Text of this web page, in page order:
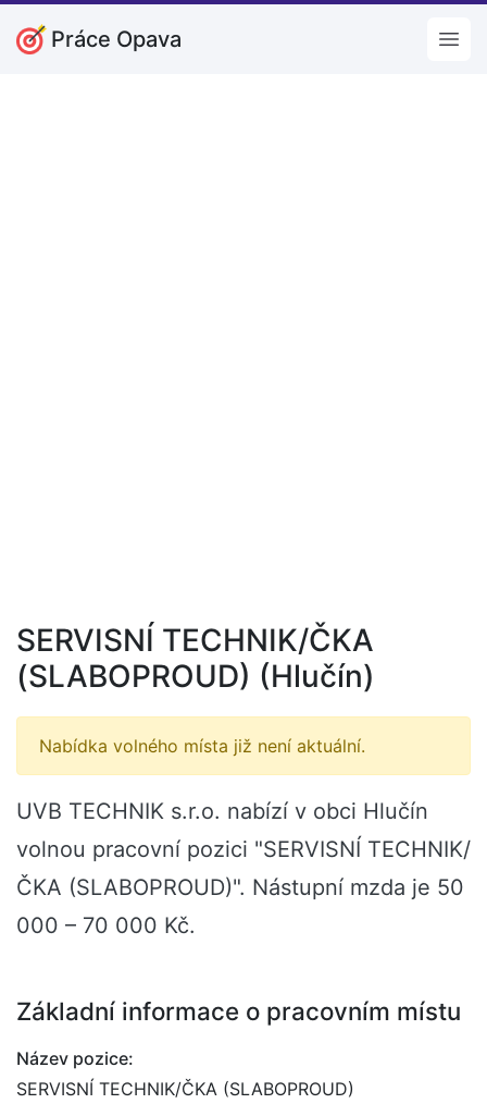
Práce Opava
SERVISNÍ TECHNIK/ČKA
(SLABOPROUD) (Hlučín)
Nabídka volného místa již není aktuální.
UVB TECHNIK s.r.o. nabízí v obci Hlučín
volnou pracovní pozici "SERVISNÍ TECHNIK/
ČKA (SLABOPROUD)". Nástupní mzda je 50
000 – 70 000 Kč.
Základní informace o pracovním místu
Název pozice:
SERVISNÍ TECHNIK/ČKA (SLABOPROUD)